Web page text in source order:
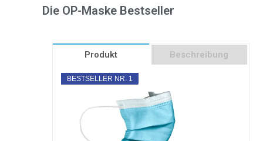
Die OP-Maske Bestseller
Produkt Beschreibung
BESTSELLER NR. 1